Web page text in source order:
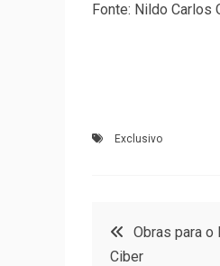
Fonte: Nildo Carlos
Exclusivo
Obras para o
Ciber